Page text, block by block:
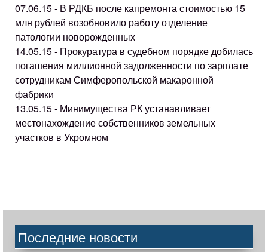
07.06.15 - В РДКБ после капремонта стоимостью 15
млн рублей возобновило работу отделение
патологии новорожденных
14.05.15 - Прокуратура в судебном порядке добилась
погашения миллионной задолженности по зарплате
сотрудникам Симферопольской макаронной
фабрики
13.05.15 - Минимущества РК устанавливает
местонахождение собственников земельных
участков в Укромном
Последние новости